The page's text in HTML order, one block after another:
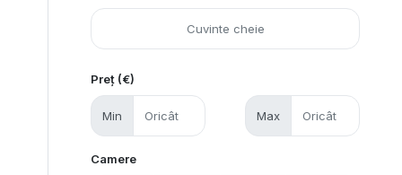
Preț (€)
Min Max
Camere